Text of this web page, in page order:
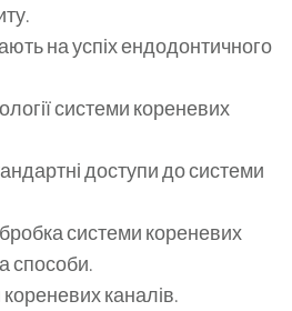
на успіх ендодонтичного
системи кореневих
доступи до системи
системи кореневих
способи.
каналів.